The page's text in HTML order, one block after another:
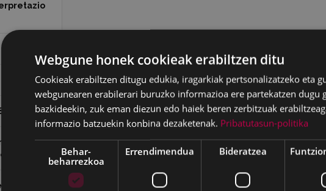
2020)
dendetan
Webgune honek cookieak erabiltzen ditu
Cookieak erabiltzen ditugu edukia, iragarkiak pertsonalizatzeko eta
webgunearen erabilerari buruzko informazioa ere partekatzen dugu
bazkideekin, zuk eman diezun edo haiek beren zerbitzuak
informazio batzuekin konbina dezaketenak. Pribatutasun-politika
Behar-
beharrezkoa
Errendimendua Bideratzea